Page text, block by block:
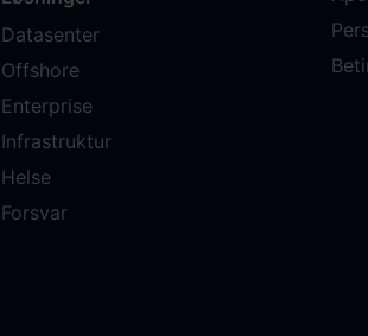
Datasenter
Offshore
Enterprise
Infrastruktur
Helse
Forsvar